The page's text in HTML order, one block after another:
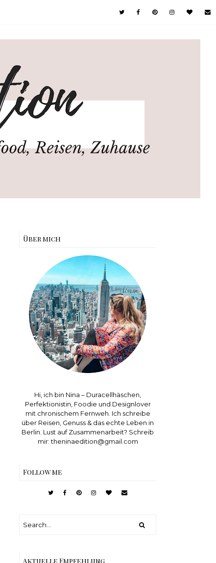
Über mich
Hi, ich bin Nina – Duracellhäschen,
Perfektionistin, Foodie und Designlover
mit chronischem Fernweh. Ich schreibe
über Reisen, Genuss & das echte Leben in
Berlin. Lust auf Zusammenarbeit? Schreib
mir: theninaedition@gmail.com
Follow me
Aktuelle Empfehlung